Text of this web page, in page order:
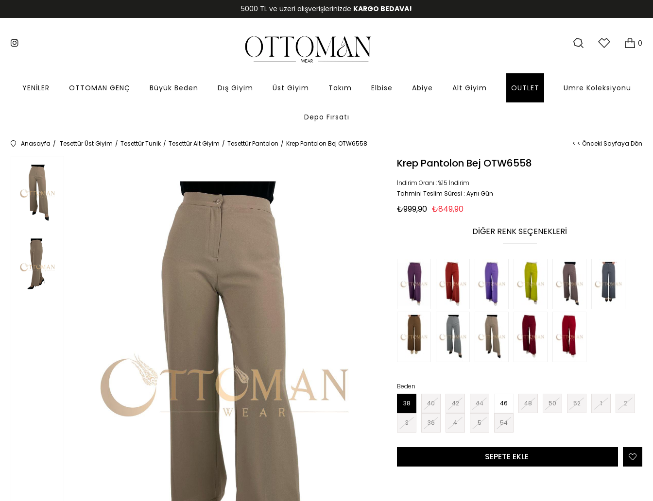
5000 TL ve üzeri alışverişlerinizde KARGO BEDAVA!
0
YENİLER OTTOMAN GENÇ Büyük Beden Dış Giyim Üst Giyim Takım Elbise Abiye Alt Giyim OUTLET Umre Koleksiyonu
Depo Fırsatı
Anasayfa Tesettür Üst Giyim Tesettür Tunik Tesettür Alt Giyim Tesettür Pantolon Krep Pantolon Bej OTW6558 < < Önceki Sayfaya Dön
Krep Pantolon Bej OTW6558
İndirim Oranı :%15 İndirim
Tahmini Teslim Süresi : Aynı Gün
₺999,90 ₺849,90
DIĞER RENK SEÇENEKLERI
Beden
38 40 42 44 46 48 50 52 1 2
3 36 4 5 54